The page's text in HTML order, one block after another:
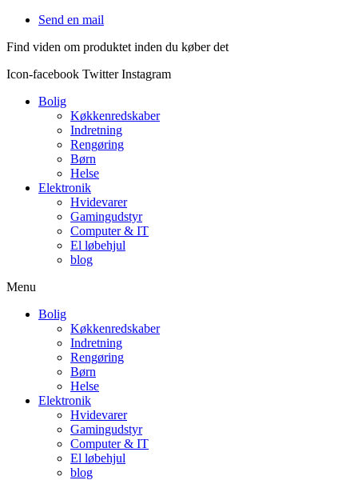
Videre
indhold
Send en mail
Find viden om produktet inden du køber det
Icon-facebook Twitter Instagram
Bolig
Køkkenredskaber
Indretning
Rengøring
Børn
Helse
Elektronik
Hvidevarer
Gamingudstyr
Computer & IT
El løbehjul
blog
Menu
Bolig
Køkkenredskaber
Indretning
Rengøring
Børn
Helse
Elektronik
Hvidevarer
Gamingudstyr
Computer & IT
El løbehjul
blog